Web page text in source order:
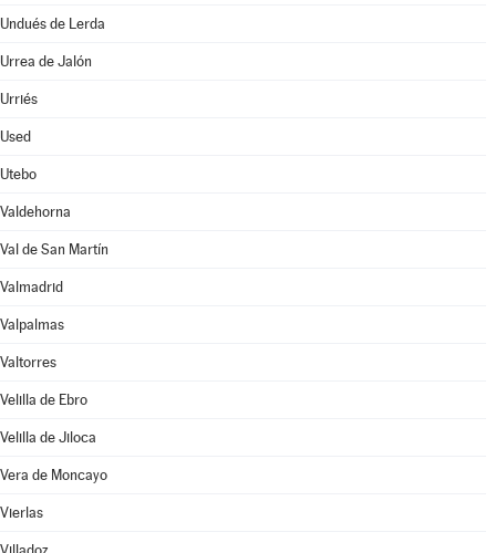
Undués de Lerda
Urrea de Jalón
Urriés
Used
Utebo
Valdehorna
Val de San Martín
Valmadrid
Valpalmas
Valtorres
Velilla de Ebro
Velilla de Jiloca
Vera de Moncayo
Vierlas